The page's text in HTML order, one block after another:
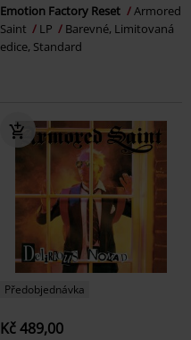
Emotion Factory Reset
Armored
Saint
LP
Barevné, Limitovaná
edice, Standard
Předobjednávka
Kč 489,00